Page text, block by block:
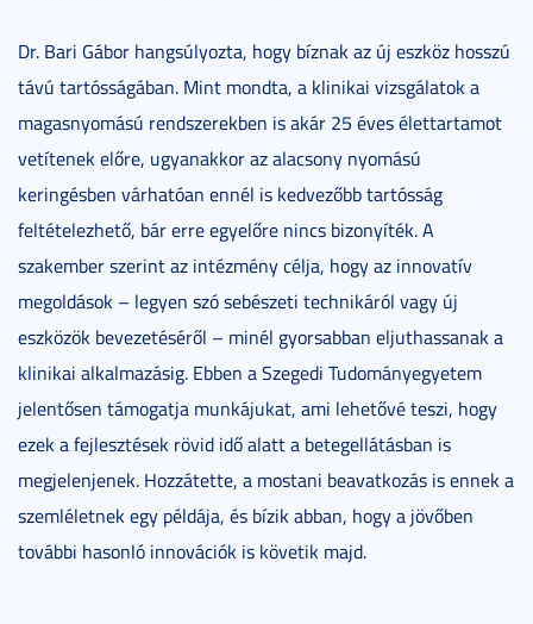
Dr. Bari Gábor hangsúlyozta, hogy bíznak az új eszköz hosszú
távú tartósságában. Mint mondta, a klinikai vizsgálatok a
magasnyomású rendszerekben is akár 25 éves élettartamot
vetítenek előre, ugyanakkor az alacsony nyomású
keringésben várhatóan ennél is kedvezőbb tartósság
feltételezhető, bár erre egyelőre nincs bizonyíték. A
szakember szerint az intézmény célja, hogy az innovatív
megoldások – legyen szó sebészeti technikáról vagy új
eszközök bevezetéséről – minél gyorsabban eljuthassanak a
klinikai alkalmazásig. Ebben a Szegedi Tudományegyetem
jelentősen támogatja munkájukat, ami lehetővé teszi, hogy
ezek a fejlesztések rövid idő alatt a betegellátásban is
megjelenjenek. Hozzátette, a mostani beavatkozás is ennek a
szemléletnek egy példája, és bízik abban, hogy a jövőben
további hasonló innovációk is követik majd.